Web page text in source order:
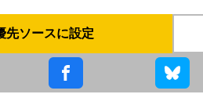
先ソースに設定